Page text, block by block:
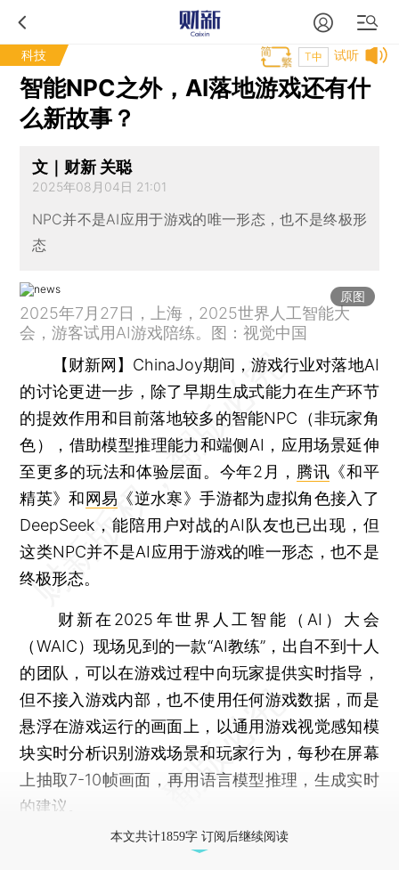
科技 试听
T中
智能NPC之外，AI落地游戏还有什
么新故事？
文｜财新 关聪
2025年08月04日 21:01
NPC并不是AI应用于游戏的唯一形态，也不是终极形
态
原图
2025年7月27日，上海，2025世界人工智能大
会，游客试用AI游戏陪练。图：视觉中国
【财新网】 ChinaJoy期间，游戏行业对落地AI
的讨论更进一步，除了早期生成式能力在生产环节
的提效作用和目前落地较多的智能NPC（非玩家角
色），借助模型推理能力和端侧AI，应用场景延伸
至更多的玩法和体验层面。今年2月， 腾讯 《和平
精英》和 网易 《逆水寒》手游都为虚拟角色接入了
DeepSeek，能陪用户对战的AI队友也已出现，但
这类NPC并不是AI应用于游戏的唯一形态，也不是
终极形态。
财新在2025年世界人工智能（AI）大会
（WAIC）现场见到的一款“AI教练”，出自不到十人
的团队，可以在游戏过程中向玩家提供实时指导，
但不接入游戏内部，也不使用任何游戏数据，而是
悬浮在游戏运行的画面上，以通用游戏视觉感知模
块实时分析识别游戏场景和玩家行为，每秒在屏幕
上抽取7-10帧画面，再用语言模型推理，生成实时
的建议。
本文共计1859字 订阅后继续阅读